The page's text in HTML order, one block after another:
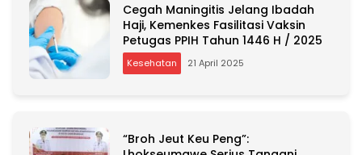
Cegah Maningitis Jelang Ibadah
Haji, Kemenkes Fasilitasi Vaksin
Petugas PPIH Tahun 1446 H / 2025
Kesehatan 21 April 2025
“Broh Jeut Keu Peng”: